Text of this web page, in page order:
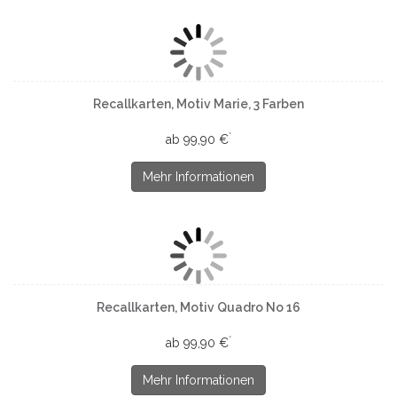
Recallkarten, Motiv Marie, 3 Farben
ab 99,90 €*
Mehr Informationen
Recallkarten, Motiv Quadro No 16
ab 99,90 €*
Mehr Informationen